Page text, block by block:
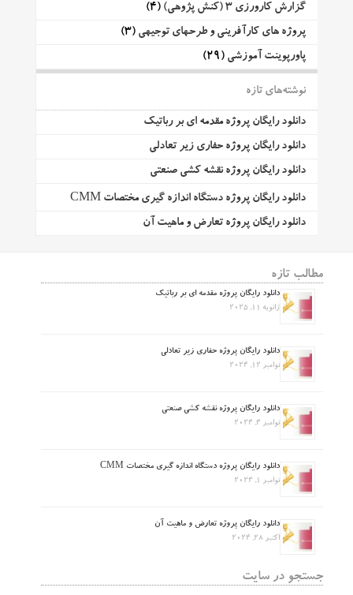
گزارش کارورزی 3 (کنش پژوهی)
(4)
پروژه های کارآفرینی و طرحهای توجیهی (3)
پاورپوینت آموزشی (29)
نوشته‌های تازه
دانلود رایگان پروژه مقدمه ای بر رباتیک
دانلود رایگان پروژه حفاری زیر تعادلی
دانلود رایگان پروژه نقشه کشی صنعتی
دانلود رایگان پروژه دستگاه اندازه گیری مختصات CMM
دانلود رایگان پروژه تعارض و ماهیت آن
مطالب تازه
دانلود رایگان پروژه مقدمه ای بر رباتیک
ژانویه 11, 2025
دانلود رایگان پروژه حفاری زیر تعادلی
نوامبر 12, 2024
دانلود رایگان پروژه نقشه کشی صنعتی
نوامبر 4, 2024
دانلود رایگان پروژه دستگاه اندازه گیری مختصات CMM
نوامبر 1, 2024
دانلود رایگان پروژه تعارض و ماهیت آن
اکتبر 28, 2024
جستجو در سایت